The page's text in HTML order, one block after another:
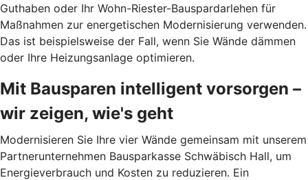
Guthaben oder Ihr Wohn-Riester-Bau­spardarlehen für
Maßnahmen zur energetischen Modernisierung verwenden.
Das ist beispielsweise der Fall, wenn Sie Wände dämmen
oder Ihre Heizungsanlage optimieren.
Mit Bausparen intelligent vorsorgen –
wir zeigen, wie's geht
Modernisieren Sie Ihre vier Wände gemeinsam mit unserem
Partnerunternehmen Bausparkasse Schwäbisch Hall, um
Energieverbrauch und Kosten zu reduzieren. Ein